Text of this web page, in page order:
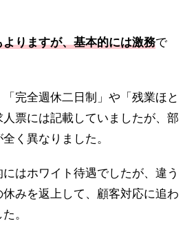
よりますが、基本的には激務で
完全週休二日制」や「残業ほと
票には記載していましたが、部
く異なりました。
はホワイト待遇でしたが、違う
みを返上して、顧客対応に追わ
。